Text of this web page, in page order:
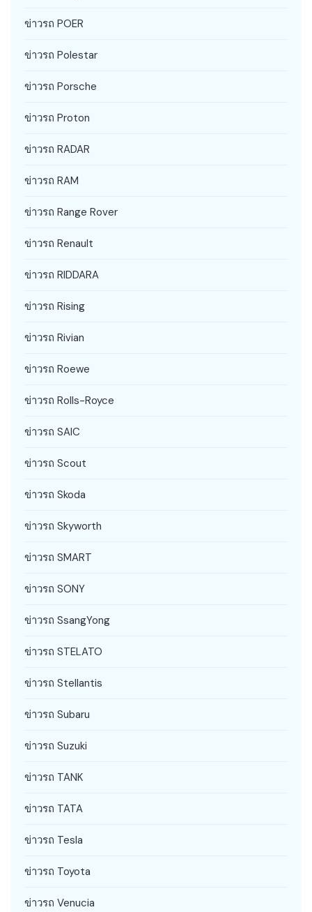
ข่าวรถ POER
ข่าวรถ Polestar
ข่าวรถ Porsche
ข่าวรถ Proton
ข่าวรถ RADAR
ข่าวรถ RAM
ข่าวรถ Range Rover
ข่าวรถ Renault
ข่าวรถ RIDDARA
ข่าวรถ Rising
ข่าวรถ Rivian
ข่าวรถ Roewe
ข่าวรถ Rolls-Royce
ข่าวรถ SAIC
ข่าวรถ Scout
ข่าวรถ Skoda
ข่าวรถ Skyworth
ข่าวรถ SMART
ข่าวรถ SONY
ข่าวรถ SsangYong
ข่าวรถ STELATO
ข่าวรถ Stellantis
ข่าวรถ Subaru
ข่าวรถ Suzuki
ข่าวรถ TANK
ข่าวรถ TATA
ข่าวรถ Tesla
ข่าวรถ Toyota
ข่าวรถ Venucia